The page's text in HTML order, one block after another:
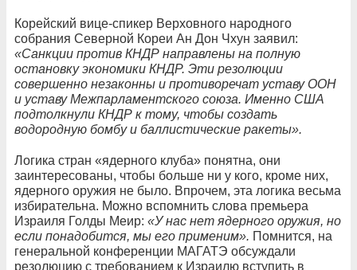
Корейский вице-спикер Верховного народного
собрания Северной Кореи Ан Дон Чхун заявил:
«Санкции против КНДР направлены на полную
остановку экономики КНДР. Эти резолюции
совершенно незаконны и противоречат уставу ООН
и уставу Межпарламентского союза. Именно США
подтолкнули КНДР к тому, чтобы создать
водородную бомбу и баллистические ракеты».
Логика стран «ядерного клуба» понятна, они
заинтересованы, чтобы больше ни у кого, кроме них,
ядерного оружия не было. Впрочем, эта логика весьма
избирательна. Можно вспомнить слова премьера
Израиля Голды Меир: «У нас нет ядерного оружия, но
если понадобится, мы его применим». Помнится, на
генеральной конференции МАГАТЭ обсуждали
резолюцию с требованием к Израилю вступить в